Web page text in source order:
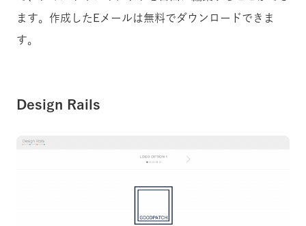
ます。作成したEメールは無料でダウンロードできま
す。
Design Rails